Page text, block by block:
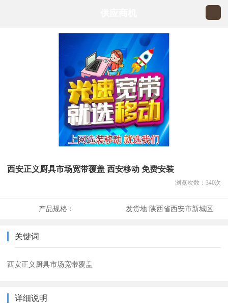
西安正义厨具市场宽带覆盖 西安移动 免费安装
浏览次数： 340次
产品规格： 发货地:陕西省西安市新城区
关键词
西安正义厨具市场宽带覆盖
详细说明